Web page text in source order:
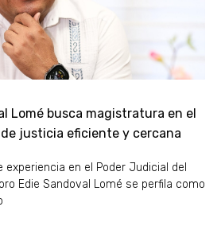
Lomé busca magistratura en el
justicia eficiente y cercana
experiencia en el Poder Judicial del
Edie Sandoval Lomé se perfila como